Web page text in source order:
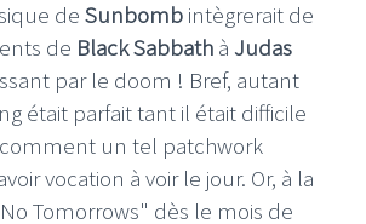
de Sunbomb intègrerait de
de Black Sabbath à Judas
par le doom ! Bref, autant
était parfait tant il était difficile
un tel patchwork
vocation à voir le jour. Or, à la
Tomorrows" dès le mois de